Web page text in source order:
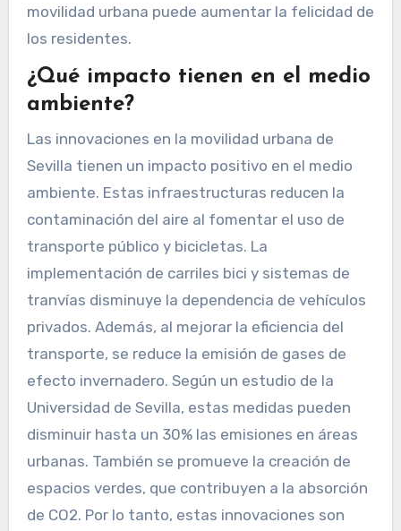
movilidad urbana puede aumentar la felicidad de
los residentes.
¿Qué impacto tienen en el medio
ambiente?
Las innovaciones en la movilidad urbana de
Sevilla tienen un impacto positivo en el medio
ambiente. Estas infraestructuras reducen la
contaminación del aire al fomentar el uso de
transporte público y bicicletas. La
implementación de carriles bici y sistemas de
tranvías disminuye la dependencia de vehículos
privados. Además, al mejorar la eficiencia del
transporte, se reduce la emisión de gases de
efecto invernadero. Según un estudio de la
Universidad de Sevilla, estas medidas pueden
disminuir hasta un 30% las emisiones en áreas
urbanas. También se promueve la creación de
espacios verdes, que contribuyen a la absorción
de CO2. Por lo tanto, estas innovaciones son